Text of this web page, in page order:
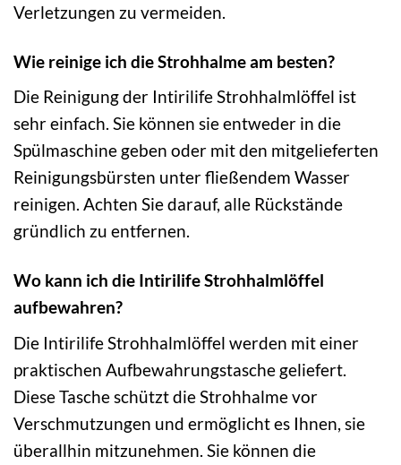
Verletzungen zu vermeiden.
Wie reinige ich die Strohhalme am besten?
Die Reinigung der Intirilife Strohhalmlöffel ist
sehr einfach. Sie können sie entweder in die
Spülmaschine geben oder mit den mitgelieferten
Reinigungsbürsten unter fließendem Wasser
reinigen. Achten Sie darauf, alle Rückstände
gründlich zu entfernen.
Wo kann ich die Intirilife Strohhalmlöffel
aufbewahren?
Die Intirilife Strohhalmlöffel werden mit einer
praktischen Aufbewahrungstasche geliefert.
Diese Tasche schützt die Strohhalme vor
Verschmutzungen und ermöglicht es Ihnen, sie
überallhin mitzunehmen. Sie können die